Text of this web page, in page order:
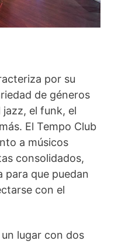
por su
de géneros
jazz, el funk, el
El Tempo Club
a músicos
consolidados,
para que puedan
con el
lugar con dos